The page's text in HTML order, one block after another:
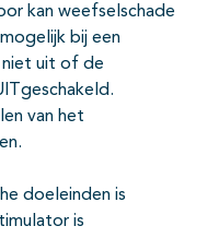
kan weefselschade
bij een
niet uit of de
van het
doeleinden is
is